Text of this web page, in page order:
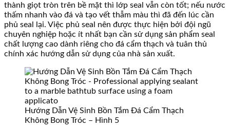
thành giọt tròn trên bề mặt thì lớp seal vẫn còn tốt; nếu nước
thấm nhanh vào đá và tạo vết thẫm màu thì đã đến lúc cần
phủ seal lại. Việc phủ seal nên được thực hiện bởi đội ngũ
chuyên nghiệp hoặc ít nhất bạn cần sử dụng sản phẩm seal
chất lượng cao dành riêng cho đá cẩm thạch và tuân thủ
chính xác hướng dẫn sử dụng của nhà sản xuất.
Hướng Dẫn Vệ Sinh Bồn Tắm Đá Cẩm Thạch
Không Bong Tróc – Hình 5